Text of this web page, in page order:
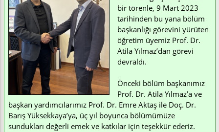
bir törenle, 9 Mart 2023
tarihinden bu yana bölüm
başkanlığı görevini yürüten
öğretim üyemiz Prof. Dr.
Atila Yılmaz’dan görevi
devraldı.
Önceki bölüm başkanımız
Prof. Dr. Atila Yılmaz’a ve
başkan yardımcılarımız Prof. Dr. Emre Aktaş ile Doç. Dr.
Barış Yüksekkaya’ya, üç yıl boyunca bölümümüze
sundukları değerli emek ve katkılar için teşekkür ederiz.